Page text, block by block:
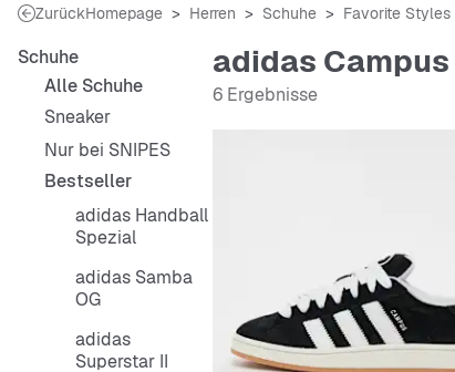
ZurückHomepage Herren Schuhe Favorite Styles
Schuhe
Alle Schuhe
Sneaker
Nur bei SNIPES
Bestseller
adidas Handball
Spezial
adidas Samba
OG
adidas
Superstar II
adidas Campus
6 Ergebnisse